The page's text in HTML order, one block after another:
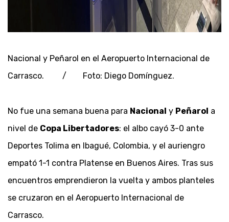
Nacional y Peñarol en el Aeropuerto Internacional de
Carrasco. / Foto: Diego Domínguez.
No fue una semana buena para Nacional y Peñarol a
nivel de Copa Libertadores: el albo cayó 3-0 ante
Deportes Tolima en Ibagué, Colombia, y el auriengro
empató 1-1 contra Platense en Buenos Aires. Tras sus
encuentros emprendieron la vuelta y ambos planteles
se cruzaron en el Aeropuerto Internacional de
Carrasco.